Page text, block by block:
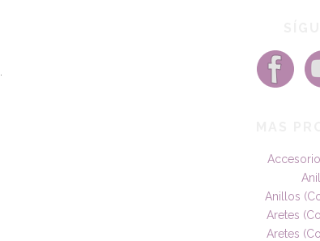
Anillos
Aretes
Aretes